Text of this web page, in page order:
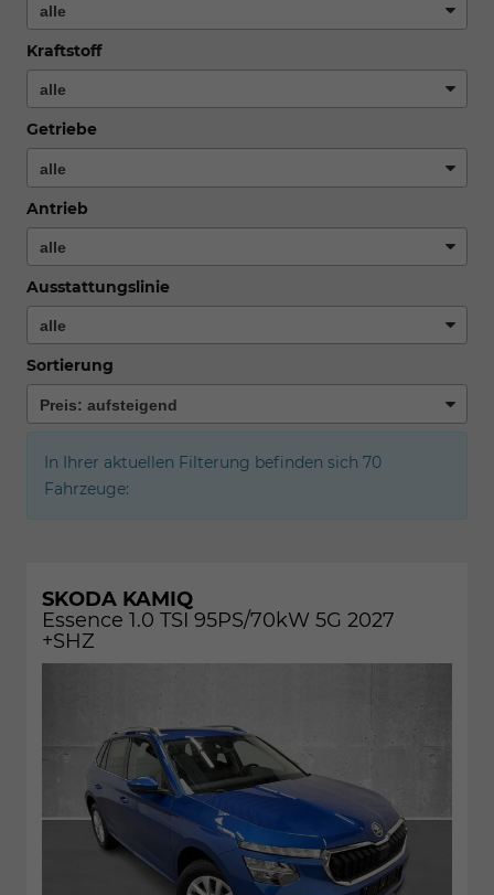
Kraftstoff
Getriebe
Antrieb
Ausstattungslinie
Sortierung
In Ihrer aktuellen Filterung befinden sich 70
Fahrzeuge:
SKODA KAMIQ
Essence 1.0 TSI 95PS/70kW 5G 2027
+SHZ